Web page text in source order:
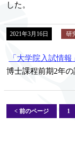
した。
2021年3月16日 研
「大学院入試情報
博士課程前期2年の
< 前のページ 1